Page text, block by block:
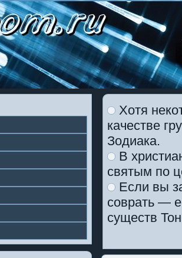
Хотя
качестве
Зодиака.
В
святым по
Если вы
соврать —
существ